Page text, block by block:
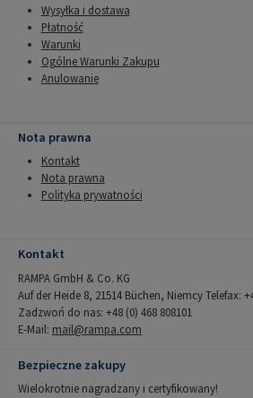
Wysyłka i dostawa
Płatność
Warunki
Ogólne Warunki Zakupu
Anulowanie
Nota prawna
Kontakt
Nota prawna
Polityka prywatności
Kontakt
RAMPA GmbH & Co. KG
Auf der Heide 8, 21514 Büchen, Niemcy Telefax:
Zadzwoń do nas: +48 (0) 468 808101
E-Mail: mail@rampa.com
Bezpieczne zakupy
Wielokrotnie nagradzany i certyfikowany!